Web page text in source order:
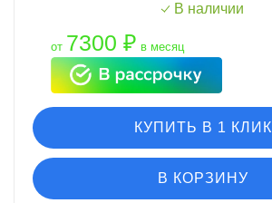
В наличии
от 7300 ₽ в месяц
КУПИТЬ В 1 КЛИК
В КОРЗИНУ